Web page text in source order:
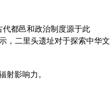
都邑和政治制度源于此
，二里头遗址对于探索中华文
射影响力。